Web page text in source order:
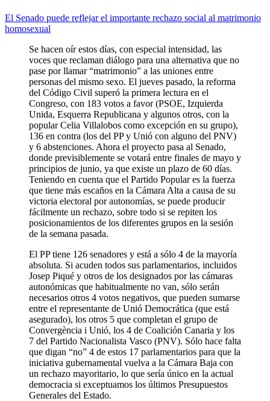
El Senado puede reflejar el importante rechazo social al matrimonio
homosexual
Se hacen oír estos días, con especial intensidad, las
voces que reclaman diálogo para una alternativa que no
pase por llamar “matrimonio” a las uniones entre
personas del mismo sexo. El jueves pasado, la reforma
del Código Civil superó la primera lectura en el
Congreso, con 183 votos a favor (PSOE, Izquierda
Unida, Esquerra Republicana y algunos otros, con la
popular Celia Villalobos como excepción en su grupo),
136 en contra (los del PP y Unió con alguno del PNV)
y 6 abstenciones. Ahora el proyecto pasa al Senado,
donde previsiblemente se votará entre finales de mayo y
principios de junio, ya que existe un plazo de 60 días.
Teniendo en cuenta que el Partido Popular es la fuerza
que tiene más escaños en la Cámara Alta a causa de su
victoria electoral por autonomías, se puede producir
fácilmente un rechazo, sobre todo si se repiten los
posicionamientos de los diferentes grupos en la sesión
de la semana pasada.
El PP tiene 126 senadores y está a sólo 4 de la mayoría
absoluta. Si acuden todos sus parlamentarios, incluidos
Josep Piqué y otros de los designados por las cámaras
autonómicas que habitualmente no van, sólo serán
necesarios otros 4 votos negativos, que pueden sumarse
entre el representante de Unió Democrática (que está
asegurado), los otros 5 que completan el grupo de
Convergència i Unió, los 4 de Coalición Canaria y los
7 del Partido Nacionalista Vasco (PNV). Sólo hace falta
que digan “no” 4 de estos 17 parlamentarios para que la
iniciativa gubernamental vuelva a la Cámara Baja con
un rechazo mayoritario, lo que sería único en la actual
democracia si exceptuamos los últimos Presupuestos
Generales del Estado.